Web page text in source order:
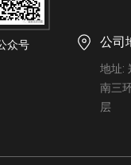
公司
地址:
南三
层